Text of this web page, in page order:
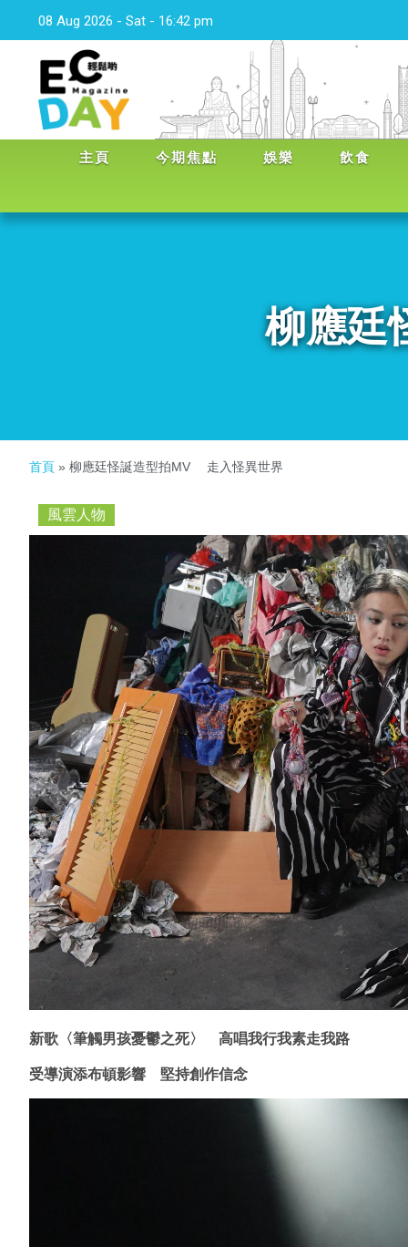
08 Aug 2026 - Sat - 16:42 pm
主頁 今期焦點 娛樂 飲食
柳應
首頁 » 柳應廷怪誕造型拍MV 走入怪異世界
風雲人物
新歌〈筆觸男孩憂鬱之死〉 高唱我行我素走我路
受導演添布頓影響 堅持創作信念